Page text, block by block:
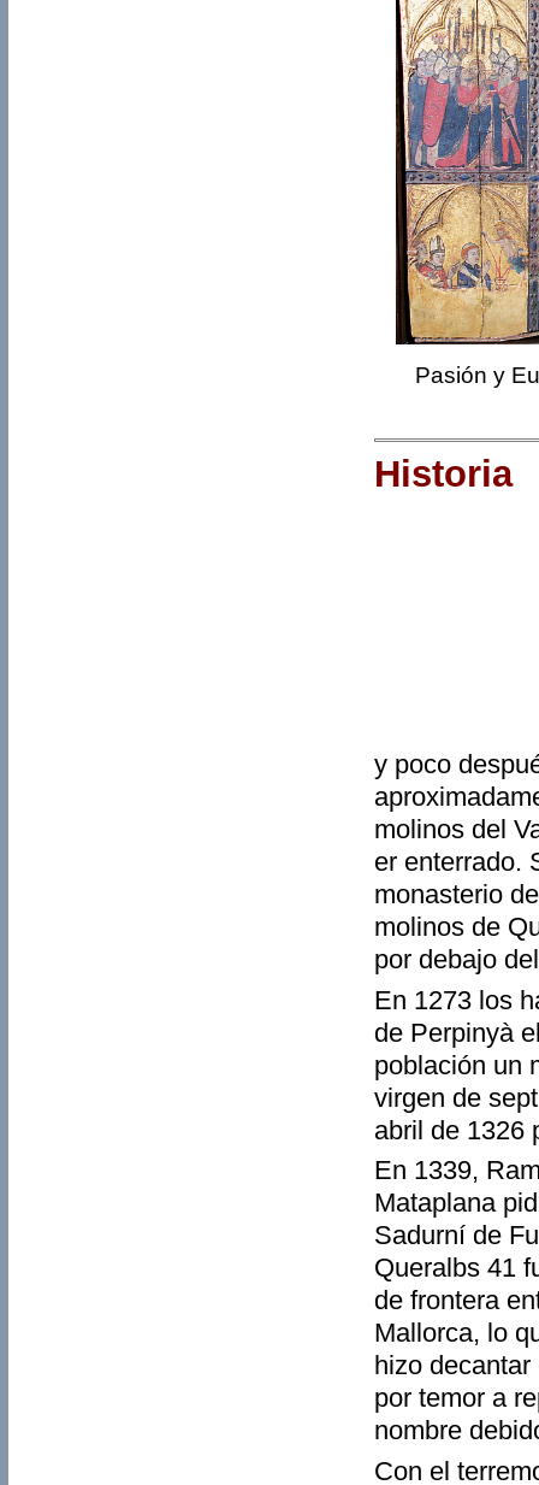
Pasión y
Historia
y poco
molinos del
er enterrado.
monasterio
molinos de
por debajo
En 1273 los
de Perpinyà
población un
virgen de
abril de 1326
En 1339,
Mataplana
Sadurní de
Queralbs 41
de frontera
Mallorca, lo
hizo
por temor a
nombre
Con el